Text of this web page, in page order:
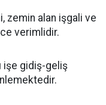
zemin alan işgali ve
verimlidir.
işe gidiş-geliş